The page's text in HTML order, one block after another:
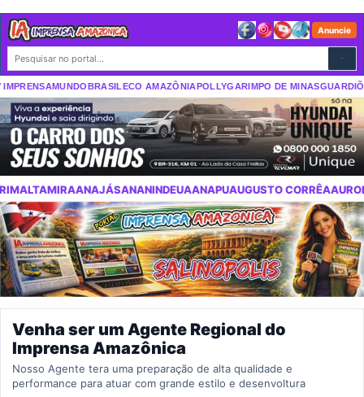
Anuncie
MUNDOBRASILECO AMAZÔNIAPOLLYGARIMPO DE MINAS
ANANINDEUAANAPUAUGUSTO CORRÊAAURORA DO PARÁAVEIRO
Venha ser um Agente Regional do
Imprensa Amazônica
Nosso Agente tera uma preparação de alta qualidade e
performance para atuar com grande estilo e desenvoltura